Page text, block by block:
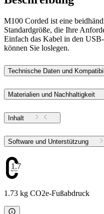
M100 Corded ist eine
Standardgröße, die Ihre
Einfach das Kabel in den
können Sie loslegen.
Technische Daten und
Materialien und Nachhaltigkeit
Inhalt
Software und Unterstützung
1.73
1.73 kg CO2e-Fußabdruck